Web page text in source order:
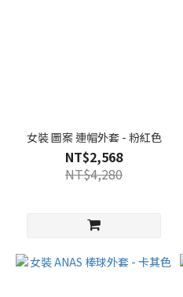
女裝 圖案 連帽外套 - 粉紅色
NT$2,568
NT$4,280